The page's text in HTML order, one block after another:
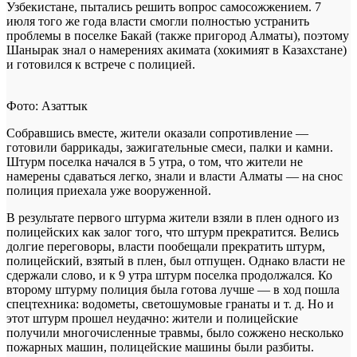
Узбекистане, пытались решить вопрос самосожжением. 7
июля того же года власти смогли полностью устранить
проблемы в поселке Бакай (также пригород Алматы), поэтому
Шанырак знал о намерениях акимата (хокимият в Казахстане)
и готовился к встрече с полицией.
Фото: Азаттык
Собравшись вместе, жители оказали сопротивление —
готовили баррикады, зажигательные смеси, палки и камни.
Штурм поселка начался в 5 утра, о том, что жители не
намерены сдаваться легко, знали и власти Алматы — на снос
полиция приехала уже вооруженной.
В результате первого штурма жители взяли в плен одного из
полицейских как залог того, что штурм прекратится. Велись
долгие переговоры, власти пообещали прекратить штурм,
полицейский, взятый в плен, был отпущен. Однако власти не
сдержали слово, и к 9 утра штурм поселка продолжался. Ко
второму штурму полиция была готова лучше — в ход пошла
спецтехника: водометы, светошумовые гранаты и т. д. Но и
этот штурм прошел неудачно: жители и полицейские
получили многочисленные травмы, было сожжено несколько
пожарных машин, полицейские машины были разбиты.